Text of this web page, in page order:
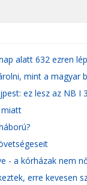
alatt 632 ezren
mint a magyar
ez lesz az NB I
miatt
- a kórházak nem
erre kevesen